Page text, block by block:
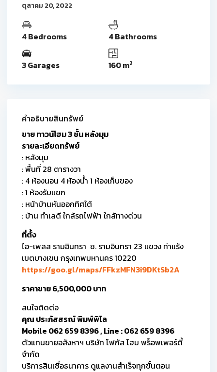
ตุลาคม 20, 2022
4 Bedrooms 4 Bathrooms
3 Garages 160 m2
คำอธิบายสินทรัพย์
ขาย ทาวน์โฮม 3 ชั้น หลังมุม
รายละเอียดทรัพย์
: หลังมุม
: พื้นที่ 28 ตารางวา
: 4 ห้องนอน 4 ห้องน้ำ 1 ห้องเก็บของ
: 1 ห้องรับแขก
: หน้าบ้านหันออกทิศใต้
: บ้าน ทำเลดี ใกล้รถไฟฟ้า ใกล้ทางด่วน
ที่ตั้ง
ไอ-เพลส รามอินทรา ซ. รามอินทรา 23 แขวง ท่าแร้ง
เขตบางเขน กรุงเทพมหานคร 10220
https://goo.gl/maps/FFkzMFN3i9DKtSb2A
ราคาขาย 6,500,000 บาท
สนใจติดต่อ
คุณ ประภัสสรณ์ พิมพ์พิไล
Mobile 062 659 8396 , Line : 062 659 8396
ตัวแทนขายอสังหาฯ บริษัท โฟกัส โฮม พร็อพเพอร์ตี้
จำกัด
บริการสินเชื่อธนาคาร ดูแลงานสำเร็จทุกขั้นตอน